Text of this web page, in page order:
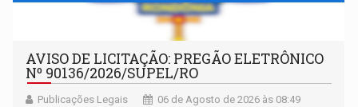
AVISO DE LICITAÇÃO: PREGÃO ELETRÔNICO
Nº 90136/2026/SUPEL/RO
Publicações Legais 06 de Agosto de 2026 às 08:49